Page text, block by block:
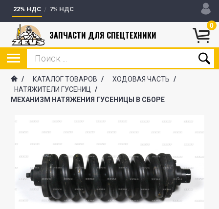
22% НДС 7% НДС
0
ЗАПЧАСТИ ДЛЯ СПЕЦТЕХНИКИ
/ КАТАЛОГ ТОВАРОВ / ХОДОВАЯ ЧАСТЬ /
НАТЯЖИТЕЛИ ГУСЕНИЦ /
МЕХАНИЗМ НАТЯЖЕНИЯ ГУСЕНИЦЫ В СБОРЕ